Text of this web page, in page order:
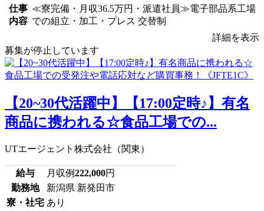
仕事
内容
≪寮完備・月収36.5万円・派遣社員≫電子部品系工場
での組立・加工・プレス 交替制
詳細を表示
募集が停止しています
【20~30代活躍中】【17:00定時♪】有名
商品に携われる☆食品工場での...
UTエージェント株式会社（関東）
給与 月収例222,000円
勤務地
新潟県 新発田市
寮・社宅 あり